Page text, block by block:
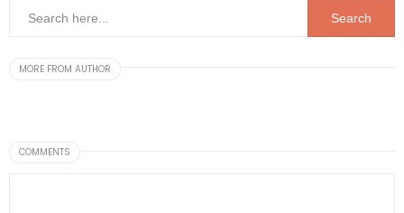
MORE FROM AUTHOR
COMMENTS